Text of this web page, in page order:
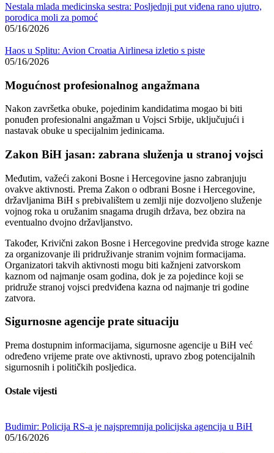
Nestala mlada medicinska sestra: Posljednji put viđena rano ujutro,
porodica moli za pomoć
05/16/2026
Haos u Splitu: Avion Croatia Airlinesa izletio s piste
05/16/2026
Mogućnost profesionalnog angažmana
Nakon završetka obuke, pojedinim kandidatima mogao bi biti
ponuđen profesionalni angažman u Vojsci Srbije, uključujući i
nastavak obuke u specijalnim jedinicama.
Zakon BiH jasan: zabrana služenja u stranoj vojsci
Međutim, važeći zakoni Bosne i Hercegovine jasno zabranjuju
ovakve aktivnosti. Prema Zakon o odbrani Bosne i Hercegovine,
državljanima BiH s prebivalištem u zemlji nije dozvoljeno služenje
vojnog roka u oružanim snagama drugih država, bez obzira na
eventualno dvojno državljanstvo.
Također, Krivični zakon Bosne i Hercegovine predviđa stroge kazne
za organizovanje ili pridruživanje stranim vojnim formacijama.
Organizatori takvih aktivnosti mogu biti kažnjeni zatvorskom
kaznom od najmanje osam godina, dok je za pojedince koji se
pridruže stranoj vojsci predviđena kazna od najmanje tri godine
zatvora.
Sigurnosne agencije prate situaciju
Prema dostupnim informacijama, sigurnosne agencije u BiH već
određeno vrijeme prate ove aktivnosti, upravo zbog potencijalnih
sigurnosnih i političkih posljedica.
Ostale vijesti
Budimir: Policija RS-a je najspremnija policijska agencija u BiH
05/16/2026